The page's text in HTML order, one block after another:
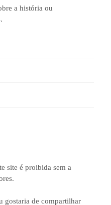
a história ou
site é proibida sem a
gostaria de compartilhar